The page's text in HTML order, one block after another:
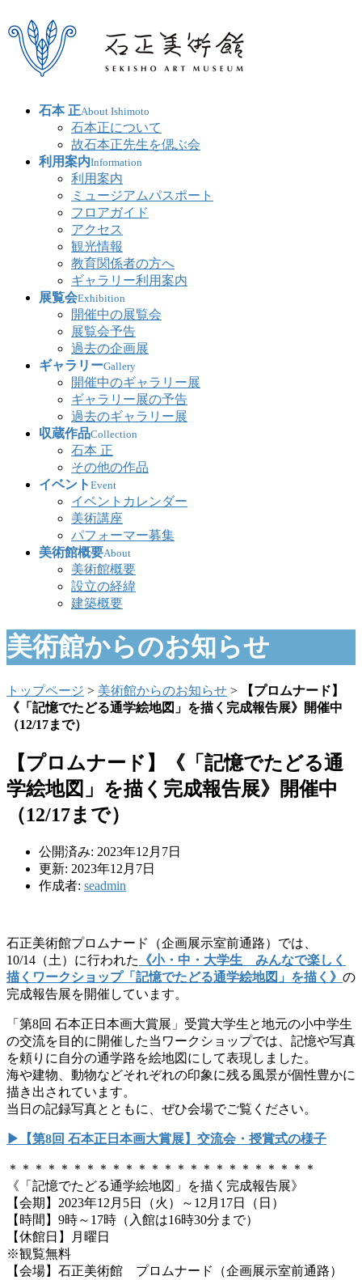
石本 正About Ishimoto
石本正について
故石本正先生を偲ぶ会
利用案内Information
利用案内
ミュージアムパスポート
フロアガイド
アクセス
観光情報
教育関係者の方へ
ギャラリー利用案内
展覧会Exhibition
開催中の展覧会
展覧会予告
過去の企画展
ギャラリーGallery
開催中のギャラリー展
ギャラリー展の予告
過去のギャラリー展
収蔵作品Collection
石本 正
その他の作品
イベント Event
イベントカレンダー
美術講座
パフォーマー募集
美術館概要About
美術館概要
設立の経緯
建築概要
美術館からのお知らせ
トップページ > 美術館からのお知らせ >
【プロムナード】
《「記憶でたどる通学絵地図」を描く完成報告展》開催中
（12/17まで）
【プロムナード】《「記憶でたどる通
学絵地図」を描く完成報告展》開催中
（12/17まで）
公開済み: 2023年12月7日
更新: 2023年12月7日
作成者: seadmin
石正美術館プロムナード（企画展示室前通路）では、
10/14（土）に行われた
《小・中・大学生 みんなで楽しく
描くワークショップ「記憶でたどる通学絵地図」を描く》 の
完成報告展を開催しています。
「第8回 石本正日本画大賞展」受賞大学生と地元の小中学生
の交流を目的に開催した当ワークショップでは、記憶や写真
を頼りに自分の通学路を絵地図にして表現しました。
海や建物、動物などそれぞれの印象に残る風景が個性豊かに
描き出されています。
当日の記録写真とともに、ぜひ会場でご覧ください。
▶【第8回 石本正日本画大賞展】交流会・授賞式の様子
＊＊＊＊＊＊＊＊＊＊＊＊＊＊＊＊＊＊＊＊＊＊＊＊
《「記憶でたどる通学絵地図」を描く完成報告展》
【会期】2023年12月5日（火）～12月17日（日）
【時間】9時～17時（入館は16時30分まで）
【休館日】月曜日
※観覧無料
【会場】石正美術館 プロムナード（企画展示室前通路）